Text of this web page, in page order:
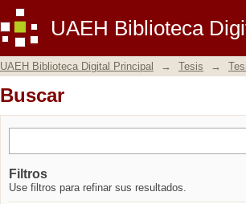
UAEH Biblioteca
Buscar
UAEH Biblioteca Digital Principal → Tesis →
Buscar
Filtros
Use filtros para refinar sus resultados.